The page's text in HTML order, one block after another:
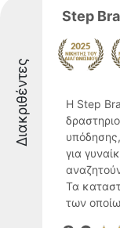
Διακριθέντες
Step
Η Step
για
Τα
των